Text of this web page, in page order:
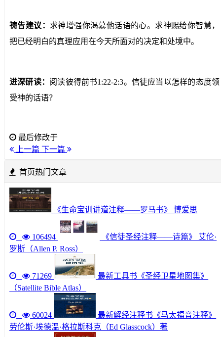
祷告建议： 求神增强你渴慕他话语的心。求神赐给你智慧，
把已经明白的真理应用在今天所面对的决定和处境中。
进深研读： 阅读彼得前书1:22-2:3。信徒应当以怎样的态度领
受神的话语？
最后修改于
上一篇 下一篇
首页热门文章
《生命宝训讲道注释——罗马书》 博爱思
106494
《信徒圣经注释——诗篇》 艾伦·
罗斯（Allen P. Ross）
71269
最新工具书《圣经卫星地图集》
（Satellite Bible Atlas）
60024
最新解经注释书《马太福音注释》
劳伦斯·埃德温·格拉斯科克（Ed Glasscock）著